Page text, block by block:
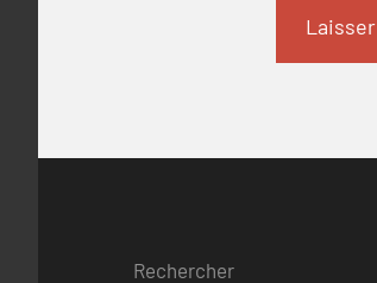
Rechercher